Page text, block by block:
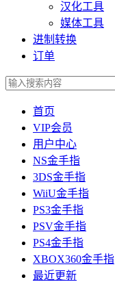
汉化工具
媒体工具
进制转换
订单
首页
VIP会员
用户中心
NS金手指
3DS金手指
WiiU金手指
PS3金手指
PSV金手指
PS4金手指
XBOX360金手指
最近更新